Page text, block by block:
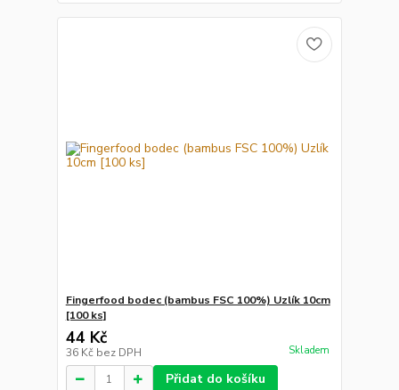
Fingerfood bodec (bambus FSC 100%) Uzlík 10cm
[100 ks]
44 Kč
36 Kč bez DPH Skladem
Přidat do košíku